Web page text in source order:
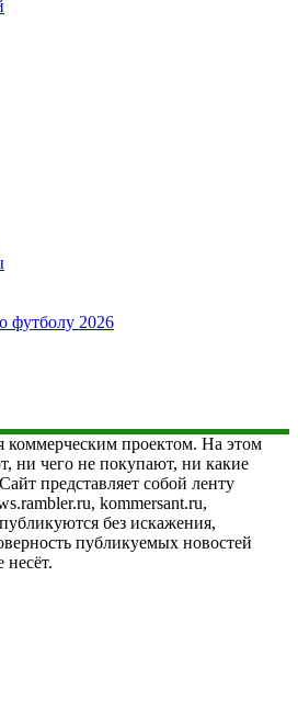
футболу 2026
коммерческим проектом. На этом
ни чего не покупают, ни какие
представляет собой ленту
kommersant.ru,
без искажения,
публикуемых новостей